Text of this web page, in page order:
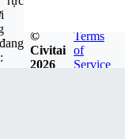
©
Civitai
2026
Terms
of
Service